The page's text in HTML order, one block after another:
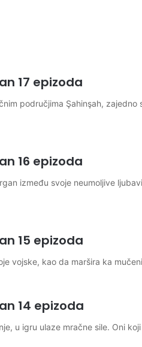
17 epizoda
područjima Şahinşah, zajedno
16 epizoda
između svoje neumoljive
15 epizoda
vojske, kao da maršira ka
14 epizoda
u igru ulaze mračne sile. Oni